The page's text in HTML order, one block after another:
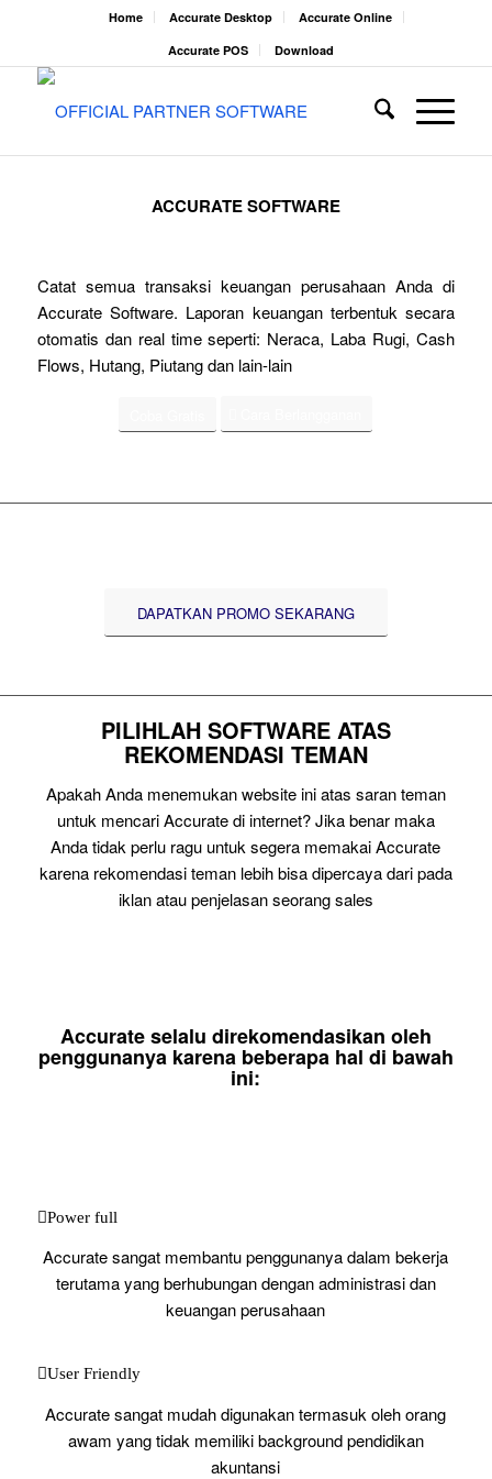
Home Accurate Desktop
Accurate Online
Accurate POS
Download
ACCURATE SOFTWARE
Catat semua transaksi keuangan perusahaan Anda di
Accurate Software. Laporan keuangan terbentuk secara
otomatis dan real time seperti: Neraca, Laba Rugi, Cash
Flows, Hutang, Piutang dan lain-lain
DAPATKAN PROMO SEKARANG
PILIHLAH SOFTWARE ATAS
REKOMENDASI TEMAN
Apakah Anda menemukan website ini atas saran teman
untuk mencari Accurate di internet? Jika benar maka
Anda tidak perlu ragu untuk segera memakai Accurate
karena rekomendasi teman lebih bisa dipercaya dari pada
iklan atau penjelasan seorang sales
Accurate selalu direkomendasikan oleh
penggunanya karena beberapa hal di bawah
ini:
Power full
Accurate sangat membantu penggunanya dalam bekerja
terutama yang berhubungan dengan administrasi dan
keuangan perusahaan
User Friendly
Accurate sangat mudah digunakan termasuk oleh orang
awam yang tidak memiliki background pendidikan
akuntansi